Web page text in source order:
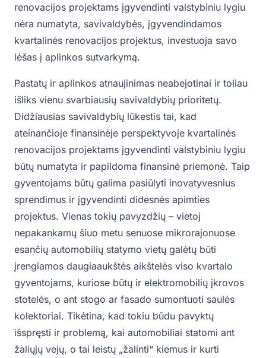
renovacijos projektams įgyvendinti valstybiniu lygiu
nėra numatyta, savivaldybės, įgyvendindamos
kvartalinės renovacijos projektus, investuoja savo
lėšas į aplinkos sutvarkymą.
Pastatų ir aplinkos atnaujinimas neabejotinai ir toliau
išliks vienu svarbiausių savivaldybių prioritetų.
Didžiausias savivaldybių lūkestis tai, kad
ateinančioje finansinėje perspektyvoje kvartalinės
renovacijos projektams įgyvendinti valstybiniu lygiu
būtų numatyta ir papildoma finansinė priemonė. Taip
gyventojams būtų galima pasiūlyti inovatyvesnius
sprendimus ir įgyvendinti didesnės apimties
projektus. Vienas tokių pavyzdžių – vietoj
nepakankamų šiuo metu senuose mikrorajonuose
esančių automobilių statymo vietų galėtų būti
įrengiamos daugiaaukštės aikštelės viso kvartalo
gyventojams, kuriose būtų ir elektromobilių įkrovos
stotelės, o ant stogo ar fasado sumontuoti saulės
kolektoriai. Tikėtina, kad tokiu būdu pavyktų
išspręsti ir problemą, kai automobiliai statomi ant
žaliųjų vejų, o tai leistų „žalinti“ kiemus ir kurti